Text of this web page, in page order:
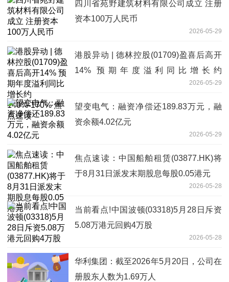
四川省苑野建筑材料有限公司成立 注册
资本100万人民币
2026-05-29
港股异动 | 德林控股(01709)盈喜后高开
14% 预期年度溢利同比增长约
2026-05-29
望变电气：融资净偿还189.83万元，融
资余额4.02亿元
2026-05-29
焦点速读：中国船舶租赁(03877.HK)将
于8月31日派发末期股息每股0.05港元
2026-05-28
当前看点!中国波顿(03318)5月28日斥资
5.08万港元回购4万股
2026-05-28
华利集团：截至2026年5月20日，公司在
册股东人数为1.69万人